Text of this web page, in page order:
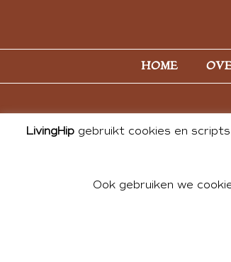
HOME
© 2026 ALL
LivingHip gebruikt cookies en
Ook gebruiken we